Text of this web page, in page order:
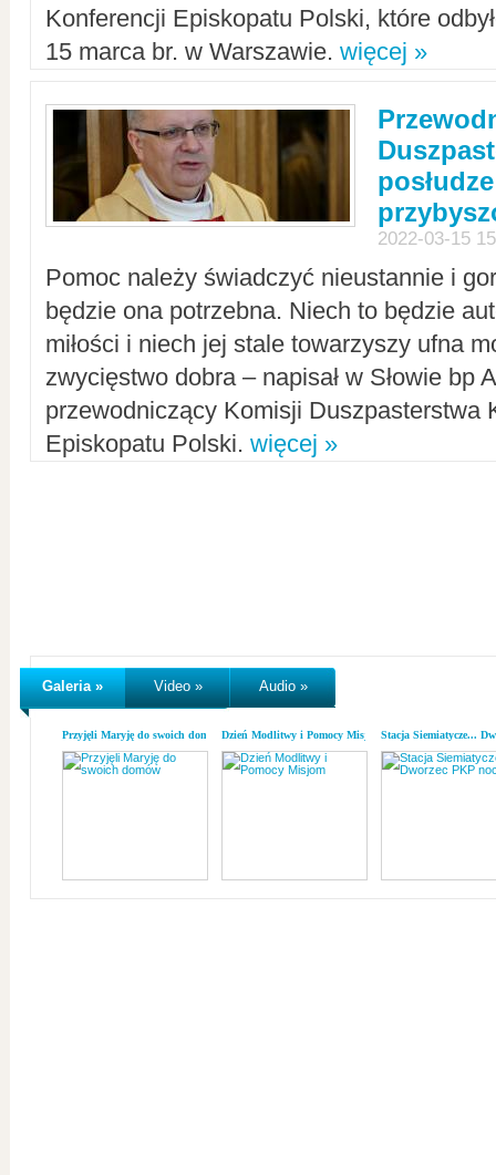
Konferencji Episkopatu Polski, które
15 marca br. w Warszawie. więcej »
2022-03-15
Pomoc należy świadczyć nieustannie i
będzie ona potrzebna. Niech to będzie
miłości i niech jej stale towarzyszy ufna
zwycięstwo dobra – napisał w Słowie bp
przewodniczący Komisji Duszpasterstwa
Episkopatu Polski. więcej »
Galeria » Video » Audio »
Przyjęli Maryję do swoich domówDzień Modlitwy i Pomocy MisjomStacja Siemiatycze...